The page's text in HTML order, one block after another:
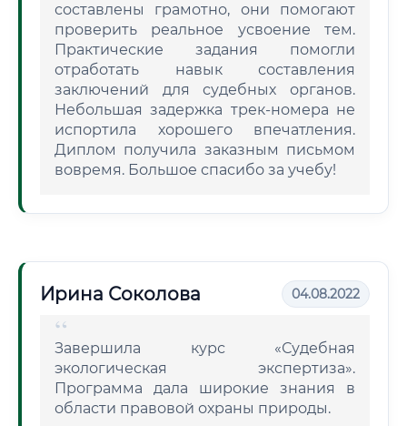
составлены грамотно, они помогают
проверить реальное усвоение тем.
Практические задания помогли
отработать навык составления
заключений для судебных органов.
Небольшая задержка трек-номера не
испортила хорошего впечатления.
Диплом получила заказным письмом
вовремя. Большое спасибо за учебу!
Ирина Соколова 04.08.2022
Завершила курс «Судебная
экологическая экспертиза».
Программа дала широкие знания в
области правовой охраны природы.